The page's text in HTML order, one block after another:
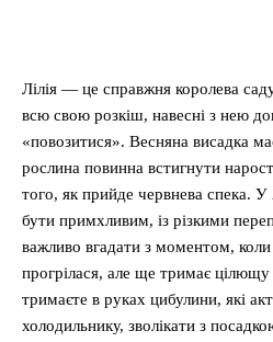
Лілія — це справжня королева
всю свою розкіш, навесні з нею
«повозитися». Весняна висадка
рослина повинна встигнути
того, як прийде червнева спека. У
бути примхливим, із різкими
важливо вгадати з моментом,
прогрілася, але ще тримає
тримаєте в руках цибулини, які
холодильнику, зволікати з